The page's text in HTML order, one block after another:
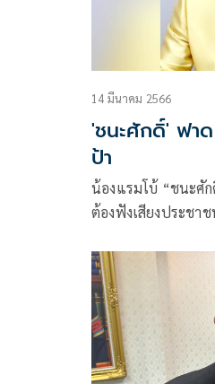
14 มีนาคม 2566
'ชนะศักดิ์' ฟา
ป้า
น้องแรมโบ้ “ชนะศักดิ์” ฟาด
ต้องฟังเสียงประชา
การเมืองพรรคร่วม
ยกฯและเจ้าหน้าที่ต